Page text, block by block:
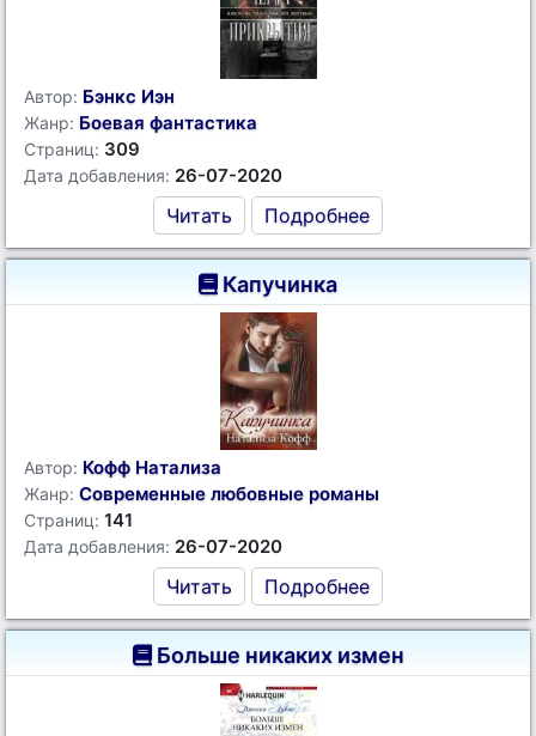
Автор: Бэнкс Иэн
Жанр: Боевая фантастика
Страниц: 309
Дата добавления: 26-07-2020
Читать Подробнее
Капучинка
Автор: Кофф Натализа
Жанр: Современные любовные романы
Страниц: 141
Дата добавления: 26-07-2020
Читать Подробнее
Больше никаких измен